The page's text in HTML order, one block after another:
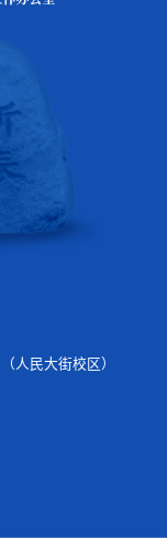
人民大街校区）